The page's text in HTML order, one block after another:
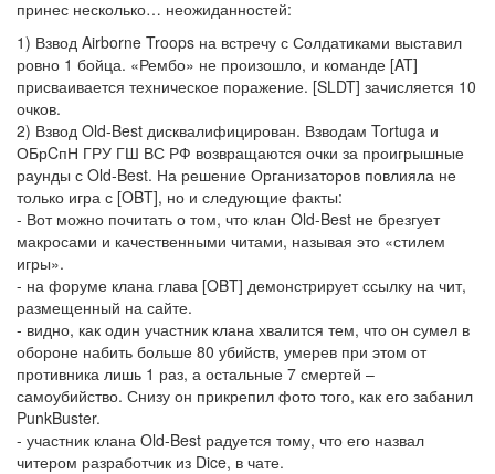
принес несколько… неожиданностей:
1) Взвод Airborne Troops на встречу с Солдатиками выставил
ровно 1 бойца. «Рембо» не произошло, и команде [AT]
присваивается техническое поражение. [SLDT] зачисляется 10
очков.
2) Взвод Old-Best дисквалифицирован. Взводам Tortuga и
ОБрCпН ГРУ ГШ ВС РФ возвращаются очки за проигрышные
раунды с Old-Best. На решение Организаторов повлияла не
только игра с [OBT], но и следующие факты:
- Вот можно почитать о том, что клан Old-Best не брезгует
макросами и качественными читами, называя это «стилем
игры».
- на форуме клана глава [OBT] демонстрирует ссылку на чит,
размещенный на сайте.
- видно, как один участник клана хвалится тем, что он сумел в
обороне набить больше 80 убийств, умерев при этом от
противника лишь 1 раз, а остальные 7 смертей –
самоубийство. Снизу он прикрепил фото того, как его забанил
PunkBuster.
- участник клана Old-Best радуется тому, что его назвал
читером разработчик из Dice, в чате.